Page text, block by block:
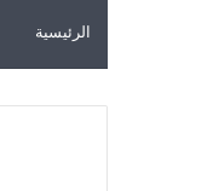
الرئيسية